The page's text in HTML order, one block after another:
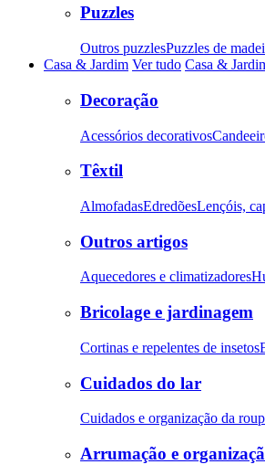
Puzzles
Outros puzzlesPuzzles de
Casa & Jardim Ver tudo Casa &
Decoração
Acessórios decorativos
Têxtil
AlmofadasEdredõesLençóis,
Outros artigos
Aquecedores e climatizadores
Bricolage e jardinagem
Cortinas e repelentes de insetos
Cuidados do lar
Cuidados e organização da
Arrumação e